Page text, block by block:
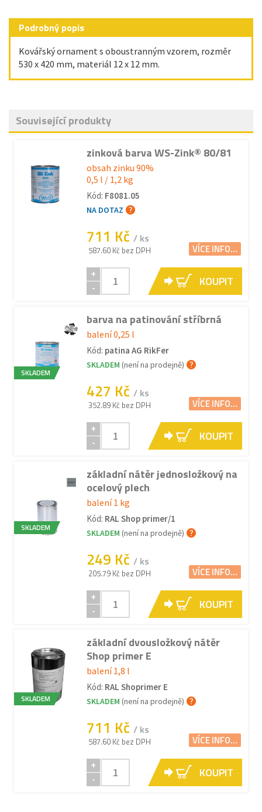
Podrobný popis
Kovářský ornament s oboustranným vzorem, rozměr
530 x 420 mm, materiál 12 x 12 mm.
Související produkty
zinková barva WS-Zink® 80/81
obsah zinku 90%
0,5 l / 1,2 kg
Kód: F8081.05
NA DOTAZ
711 Kč / ks
587.60 Kč bez DPH VÍCE INFO...
+
-
KOUPIT
SKLADEM
barva na patinování stříbrná
balení 0,25 l
Kód: patina AG RikFer
SKLADEM (není na prodejně)
427 Kč / ks
352.89 Kč bez DPH VÍCE INFO...
+
-
KOUPIT
SKLADEM
základní nátěr jednosložkový na
ocelový plech
balení 1 kg
Kód: RAL Shop primer/1
SKLADEM (není na prodejně)
249 Kč / ks
205.79 Kč bez DPH VÍCE INFO...
+
-
KOUPIT
SKLADEM
základní dvousložkový nátěr
Shop primer E
balení 1,8 l
Kód: RAL Shoprimer E
SKLADEM (není na prodejně)
711 Kč / ks
587.60 Kč bez DPH VÍCE INFO...
+
-
KOUPIT